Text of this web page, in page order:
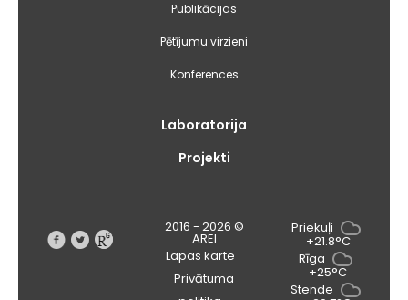
Publikācijas
Pētījumu virzieni
Konferences
Laboratorija
Projekti
Priekuļi
+21.8°C
Rīga
+25°C
Stende
2016 - 2026 ©
AREI
Lapas karte
Privātuma